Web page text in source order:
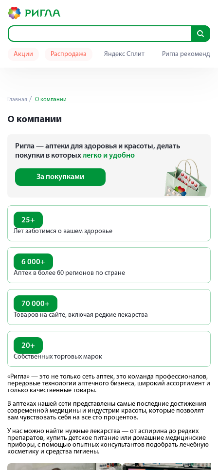
Акции Распродажа Яндекс Сплит Ригла
Главная О компании
О компании
Ригла — аптеки для здоровья и красоты, делать
покупки в которыхлегко и удобно
За покупками
25+
Лет заботимся о вашем здоровье
6 000+
Аптек в более 60 регионов по стране
70 000+
Товаров на сайте, включая редкие лекарства
20+
Собственных торговых марок
«Ригла» — это не только сеть аптек, это команда профессионалов,
передовые технологии аптечного бизнеса, широкий ассортимент и
только качественные товары.
В аптеках нашей сети представлены самые последние достижения
современной медицины и индустрии красоты, которые позволят
вам чувствовать себя на все сто процентов.
У нас можно найти нужные лекарства — от аспирина до редких
препаратов, купить детское питание или домашние медицинские
приборы, с помощью опытных консультантов подобрать лечебную
косметику и средства гигиены.